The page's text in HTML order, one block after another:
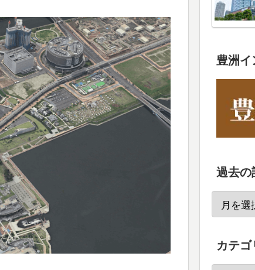
豊洲イ
過去の
カテ